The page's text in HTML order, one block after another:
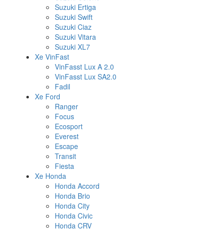
Suzuki Ertiga
Suzuki Swift
Suzuki Ciaz
Suzuki Vitara
Suzuki XL7
Xe VinFast
VinFasst Lux A 2.0
VinFasst Lux SA2.0
Fadil
Xe Ford
Ranger
Focus
Ecosport
Everest
Escape
Transit
Fiesta
Xe Honda
Honda Accord
Honda Brio
Honda City
Honda Civic
Honda CRV